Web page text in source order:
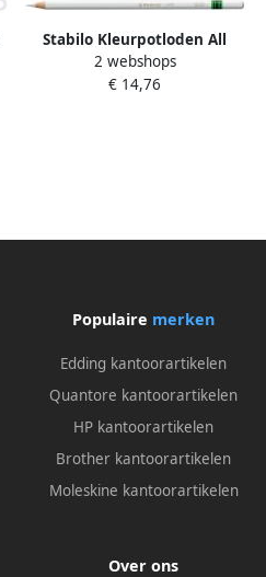
Stabilo Kleurpotloden All
8052 wit
2 webshops
€ 14,76
Populaire merken
Edding kantoorartikelen
Quantore kantoorartikelen
HP kantoorartikelen
Brother kantoorartikelen
Moleskine kantoorartikelen
Over ons